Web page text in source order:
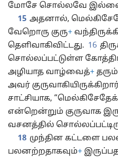
மோசே சொல்லவே
15 அதனால்,
வேறொரு குரு+
தெளிவாகிவிட்டது. 16
சொல்லப்பட்டுள்ள
அழியாத வாழ்வைத்+
அவர்
சாட்சியாக,
என்றென்றும் குருவாக
வசனத்தில்
18 முந்தின கட்டளை
பலனற்றதாகவும்+